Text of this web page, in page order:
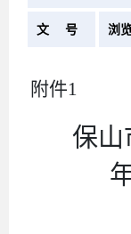
文 号 浏
附件1
保山